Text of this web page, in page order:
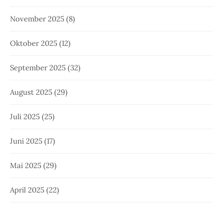
November 2025 (8)
Oktober 2025 (12)
September 2025 (32)
August 2025 (29)
Juli 2025 (25)
Juni 2025 (17)
Mai 2025 (29)
April 2025 (22)